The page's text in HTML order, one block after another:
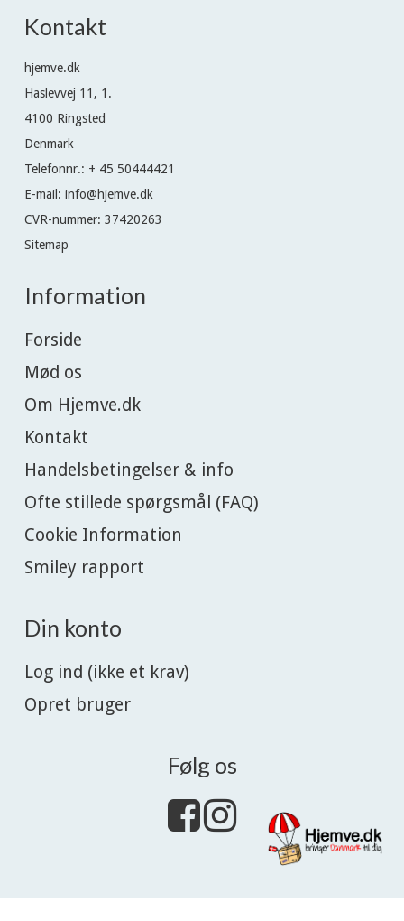
Kontakt
hjemve.dk
Haslevvej 11, 1.
4100 Ringsted
Denmark
Telefonnr.: + 45 50444421
E-mail: info@hjemve.dk
CVR-nummer: 37420263
Sitemap
Information
Forside
Mød os
Om Hjemve.dk
Kontakt
Handelsbetingelser & info
Ofte stillede spørgsmål (FAQ)
Cookie Information
Smiley rapport
Din konto
Log ind (ikke et krav)
Opret bruger
Følg os